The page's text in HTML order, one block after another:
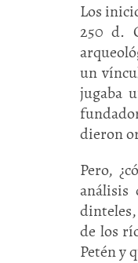
Los
250 d.
un
jugaba
dieron
Pero,
análisis
de los
Petén y